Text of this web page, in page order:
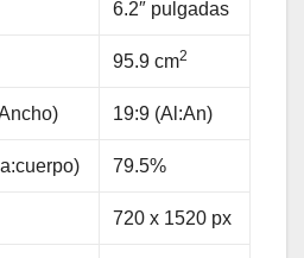
6.2″ pulgadas
95.9 cm2
19:9 (Al:An)
79.5%
720 x 1520 px